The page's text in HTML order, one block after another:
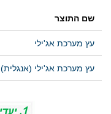
שם התוצר
עץ מערכת אג'ילי
עץ מערכת אג'ילי (אנגלית)